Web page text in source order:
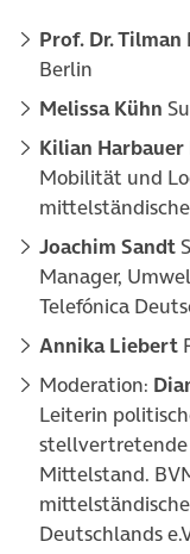
Prof. Dr. Tilman
Berlin
Melissa Kühn
Kilian Harbauer
Mobilität und
Joachim Sandt
Manager,
Telefónica
Annika Liebert
Moderation:
Leiterin
stellvertretende
Mittelstand.
Deutschlands